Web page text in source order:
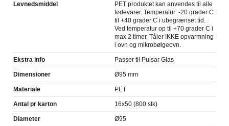
Levnedsmiddel
PET produktet kan anvendes til alle
fødevarer. Temperatur: -20 grader C
til +40 grader C i ubegrænset tid.
Ved temperatur op til +70 grader C i
max 2 timer. Tåler IKKE opvarmning
i ovn og mikrobølgeovn.
Ekstra info Passer til Pulsar Glas
Dimensioner Ø95 mm
Materiale PET
Antal pr karton 16x50 (800 stk)
Diameter Ø95